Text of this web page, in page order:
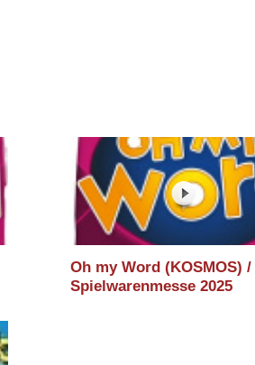
Oh my Word (KOSMOS) /
Spielwarenmesse 2025